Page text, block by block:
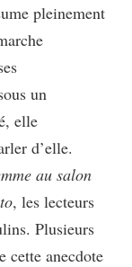
pleinement
un
elle
d’elle.
au salon
, les lecteurs
Plusieurs
cette anecdote